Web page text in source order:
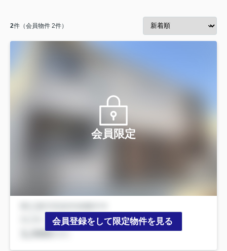
2件（会員物件 2件）
会員限定
会員登録をして限定物件を見る